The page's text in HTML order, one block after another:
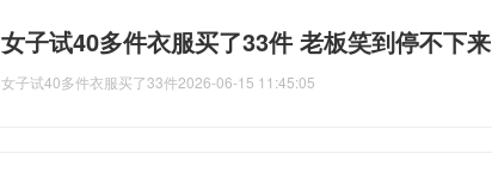
女子试40多件衣服买了33件 老板笑到停不下来
女子试40多件衣服买了33件2026-06-15 11:45:05